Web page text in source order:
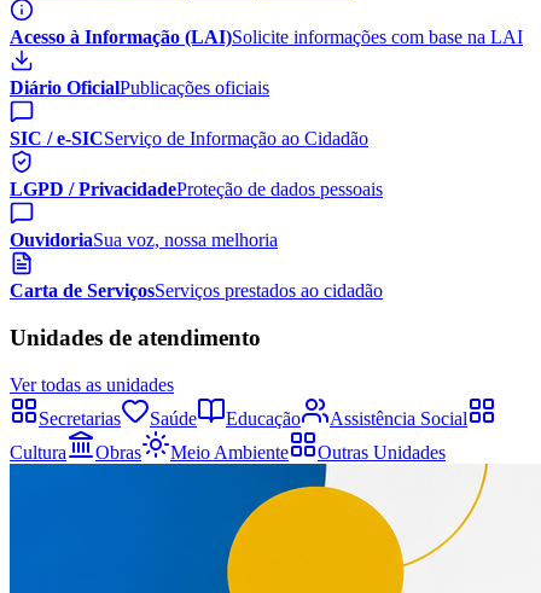
Acesso à Informação (LAI)Solicite informações com base na LAI
Diário OficialPublicações oficiais
SIC / e-SICServiço de Informação ao Cidadão
LGPD / PrivacidadeProteção de dados pessoais
OuvidoriaSua voz, nossa melhoria
Carta de ServiçosServiços prestados ao cidadão
Unidades de atendimento
Ver todas as unidades
Secretarias
Saúde Educação
Assistência Social
Cultura
Obras Meio Ambiente Outras Unidades